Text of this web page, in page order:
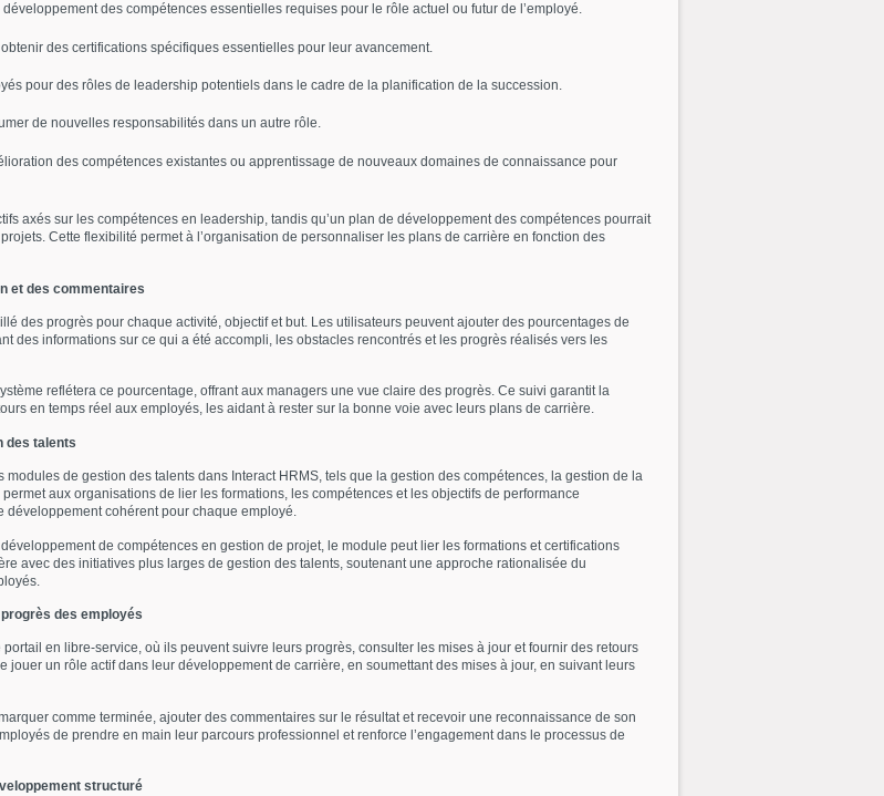
des compétences essentielles requises pour le rôle actuel ou futur de l’employé.
des certifications spécifiques essentielles pour leur avancement.
pour des rôles de leadership potentiels dans le cadre de la planification de la succession.
de nouvelles responsabilités dans un autre rôle.
des compétences existantes ou apprentissage de nouveaux domaines de connaissance pour
axés sur les compétences en leadership, tandis qu’un plan de développement des compétences pourrait
Cette flexibilité permet à l’organisation de personnaliser les plans de carrière en fonction des
et des commentaires
des progrès pour chaque activité, objectif et but. Les utilisateurs peuvent ajouter des pourcentages de
des informations sur ce qui a été accompli, les obstacles rencontrés et les progrès réalisés vers les
reflétera ce pourcentage, offrant aux managers une vue claire des progrès. Ce suivi garantit la
en temps réel aux employés, les aidant à rester sur la bonne voie avec leurs plans de carrière.
des talents
de gestion des talents dans Interact HRMS, tels que la gestion des compétences, la gestion de la
aux organisations de lier les formations, les compétences et les objectifs de performance
cohérent pour chaque employé.
de compétences en gestion de projet, le module peut lier les formations et certifications
avec des initiatives plus larges de gestion des talents, soutenant une approche rationalisée du
des employés
en libre-service, où ils peuvent suivre leurs progrès, consulter les mises à jour et fournir des retours
un rôle actif dans leur développement de carrière, en soumettant des mises à jour, en suivant leurs
comme terminée, ajouter des commentaires sur le résultat et recevoir une reconnaissance de son
de prendre en main leur parcours professionnel et renforce l’engagement dans le processus de
structuré